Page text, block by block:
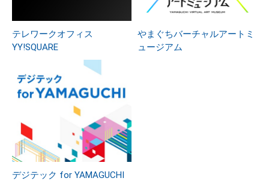
テレワークオフィス
YY!SQUARE
やまぐちバーチャルアートミ
ュージアム
デジテック for YAMAGUCHI